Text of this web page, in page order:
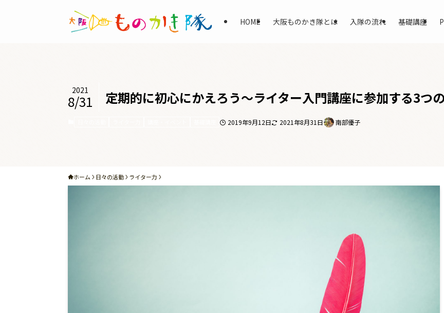
HOME 大阪ものかき隊とは 入隊の流れ 基礎講座
定期的に初心にかえろう～ライター入門講座に参加する3つ
2021
8/31
2019年9月12日 2021年8月31日 南部優子
ホーム 日々の活動 ライター力